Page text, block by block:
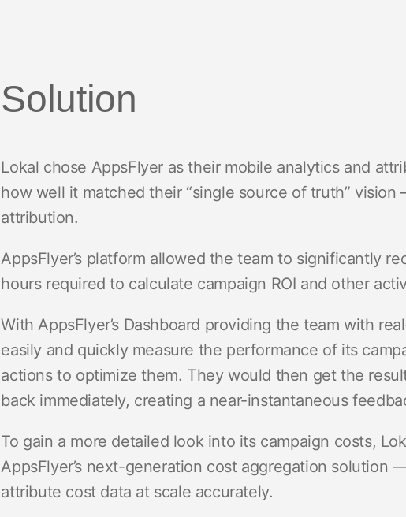
Solution
Lokal chose AppsFlyer as their mobile analytics and
how well it matched their “single source of truth”
attribution.
AppsFlyer’s platform allowed the team to significantly
hours required to calculate campaign ROI and other
With AppsFlyer’s Dashboard providing the team with
easily and quickly measure the performance of its
actions to optimize them. They would then get the
back immediately, creating a near-instantaneous
To gain a more detailed look into its campaign costs,
AppsFlyer’s next-generation cost aggregation solution
attribute cost data at scale accurately.